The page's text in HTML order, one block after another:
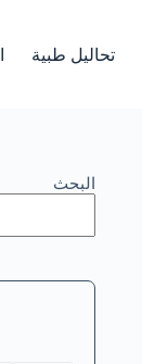
تحاليل طبية
البحث